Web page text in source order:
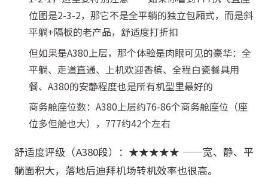
位图是2-3-2，那它不是全平躺的独立包厢式，而是斜
平躺+隔板的老产品，舒适度打折扣
但如果是A380上层，那个体验是肉眼可见的豪华：全
平躺、走道直通、上机欢迎香槟、全程白瓷餐具用
餐、A380的安静程度也是所有机型里最好的
商务舱座位数：A380上层约76-86个商务舱座位（座
位多但舱也大），777约42个左右
舒适度评级（A380段）：★★★★★ ——宽、静、平
躺面积大，落地后迪拜机场转机效率也很高。